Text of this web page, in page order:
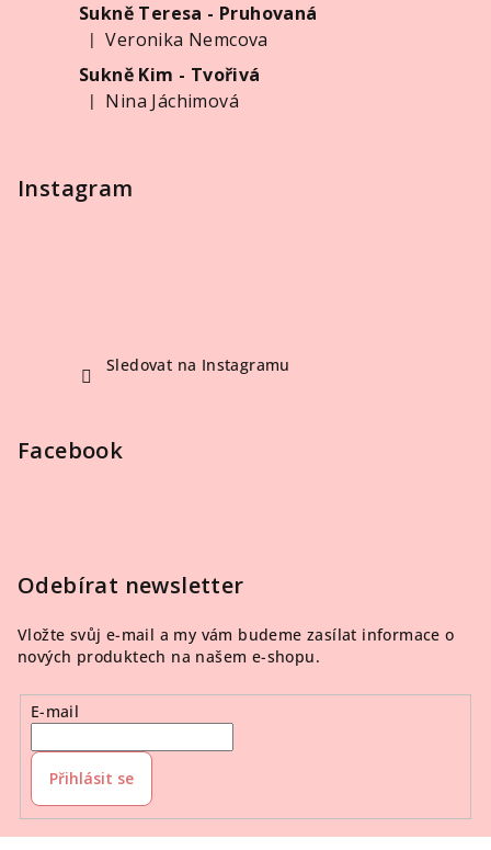
Sukně Teresa - Pruhovaná
Hodnocení produktu je 5 z 5 hvězdiček.
|
Veronika Nemcova
Sukně Kim - Tvořivá
Hodnocení produktu je 5 z 5 hvězdiček.
| Nina Jáchimová
Instagram
Sledovat na Instagramu
Facebook
Odebírat newsletter
Vložte svůj e-mail a my vám budeme zasílat informace o
nových produktech na našem e-shopu.
E-mail
Přihlásit se